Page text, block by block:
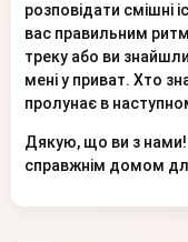
розповідати смішні
вас правильним
треку або ви
мені у приват. Хто
пролунає в
Дякую, що ви з нами!
справжнім домом